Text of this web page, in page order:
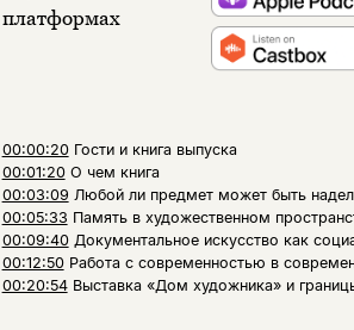
платформах
00:00:20 Гости и книга выпуска
00:01:20 О чем книга
00:03:09 Любой ли предмет может быть
00:05:33 Память в художественном
00:09:40 Документальное искусство как
00:12:50 Работа с современностью в
00:20:54 Выставка «Дом художника» и